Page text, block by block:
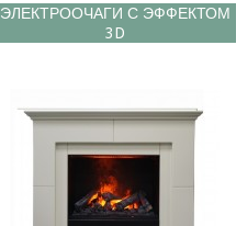
ЭЛЕКТРООЧАГИ С ЭФФЕКТОМ
3D